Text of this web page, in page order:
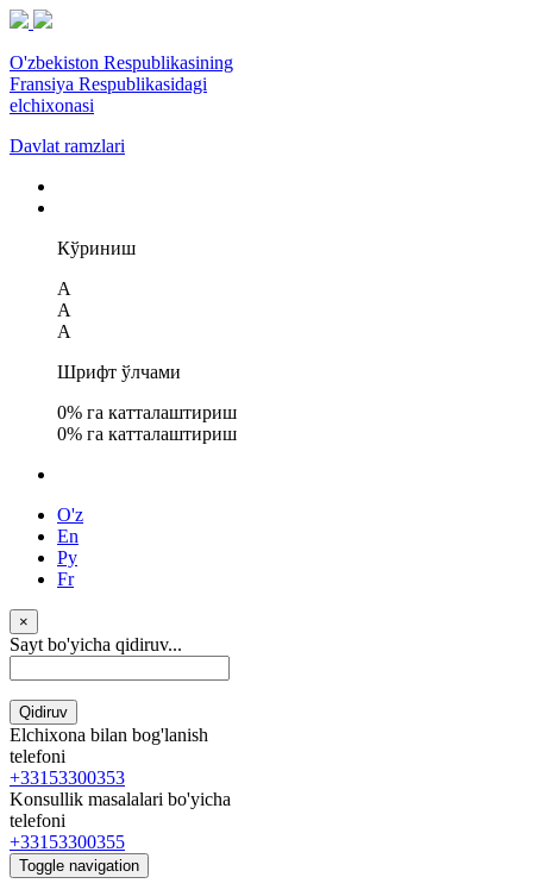
O'zbekiston Respublikasining
Fransiya Respublikasidagi
elchixonasi
Davlat ramzlari
Кўриниш
A
A
A
Шрифт ўлчами
0% га катталаштириш
0% га катталаштириш
O'z
En
Ру
Fr
×
Sayt bo'yicha qidiruv...
Qidiruv
Elchixona bilan bog'lanish
telefoni
+33153300353
Konsullik masalalari bo'yicha
telefoni
+33153300355
Toggle navigation